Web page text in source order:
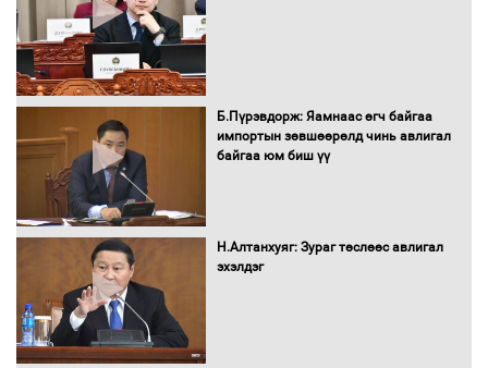
худалдан авах журмыг баталлаа
шилжиж, найр наадам, зөвлөгөөн,
гадаад томилолтыг хориглолоо
Б.Пүрэвдорж: Яамнаас өгч байгаа
импортын зөвшөөрөлд чинь авлигал
байгаа юм биш үү
Н.Алтанхуяг: Зураг төслөөс авлигал
эхэлдэг